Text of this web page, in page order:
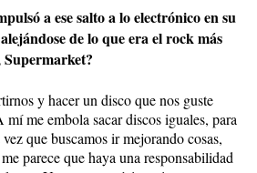
a ese salto a lo electrónico en su
de lo que era el rock más
y hacer un disco que nos guste
mí me embola sacar discos iguales, para
que buscamos ir mejorando cosas,
parece que haya una responsabilidad